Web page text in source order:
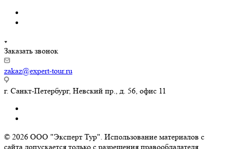
Заказать звонок
zakaz@expert-tour.ru
г. Санкт-Петербург, Невский пр., д. 56, офис 11
© 2026 ООО "Эксперт Тур". Использование материалов с
сайта допускается только с разрешения правообладателя